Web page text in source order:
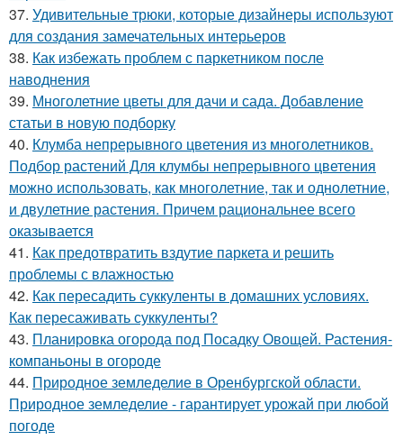
37. Удивительные трюки, которые дизайнеры используют
для создания замечательных интерьеров
38. Как избежать проблем с паркетником после
наводнения
39. Многолетние цветы для дачи и сада. Добавление
статьи в новую подборку
40. Клумба непрерывного цветения из многолетников.
Подбор растений Для клумбы непрерывного цветения
можно использовать, как многолетние, так и однолетние,
и двулетние растения. Причем рациональнее всего
оказывается
41. Как предотвратить вздутие паркета и решить
проблемы с влажностью
42. Как пересадить суккуленты в домашних условиях.
Как пересаживать суккуленты?
43. Планировка огорода под Посадку Овощей. Растения-
компаньоны в огороде
44. Природное земледелие в Оренбургской области.
Природное земледелие - гарантирует урожай при любой
погоде